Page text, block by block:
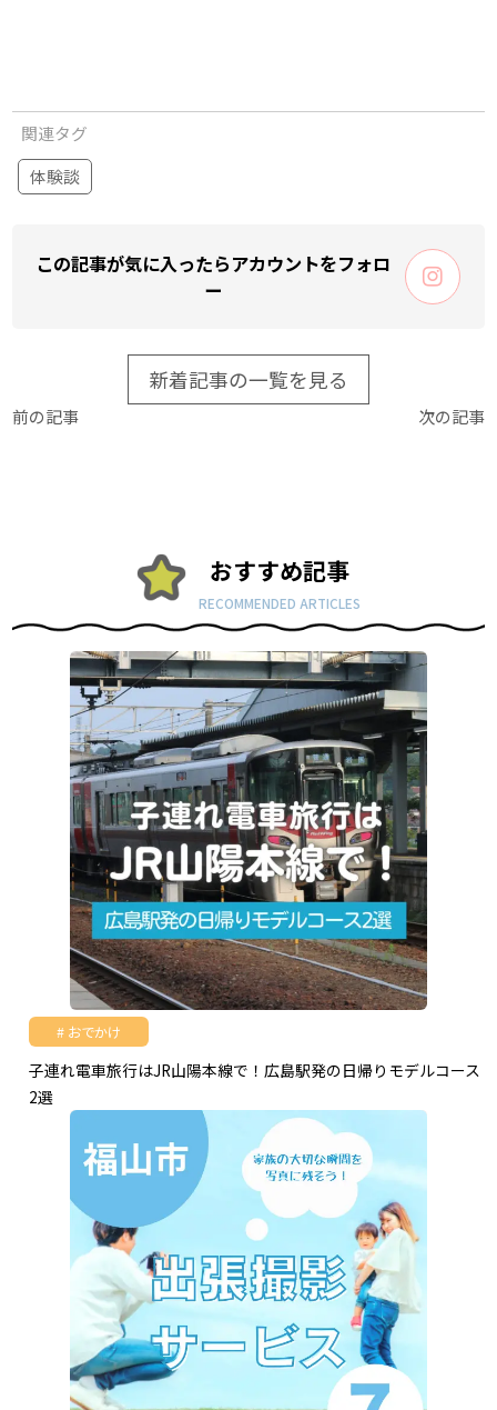
関連タグ
体験談
この記事が気に入ったらアカウントをフォロ
ー
新着記事の一覧を見る
前の記事 次の記事
おすすめ記事
RECOMMENDED ARTICLES
おでかけ
子連れ電車旅行はJR山陽本線で！広島駅発の日帰りモデルコース
2選